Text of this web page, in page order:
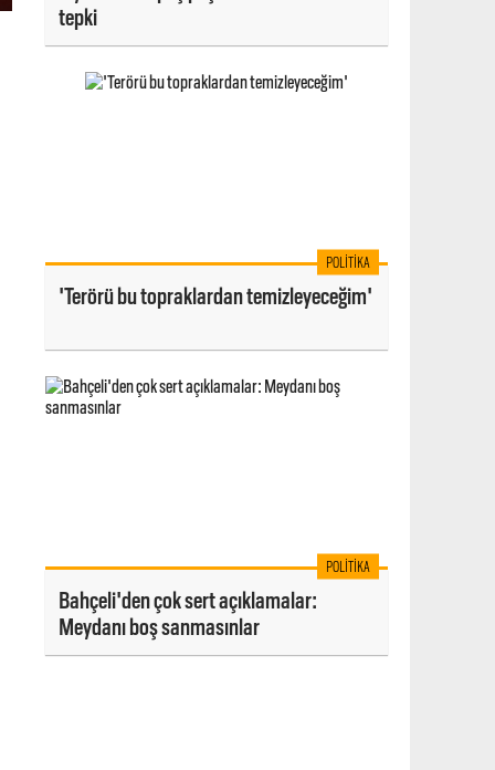
tepki
POLITIKA
'Terörü bu topraklardan temizleyeceğim'
POLITIKA
Bahçeli'den çok sert açıklamalar:
Meydanı boş sanmasınlar